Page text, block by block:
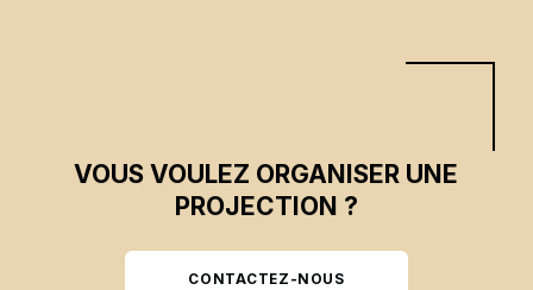
VOUS VOULEZ ORGANISER UNE
PROJECTION ?
CONTACTEZ-NOUS